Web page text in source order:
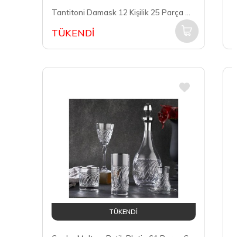
TÜKENDİ
TÜKENDİ